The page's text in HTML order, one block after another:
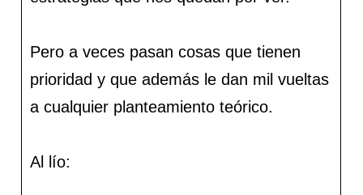
Pero a veces pasan cosas que tienen
prioridad y que además le dan mil vueltas
a cualquier planteamiento teórico.
Al lío: